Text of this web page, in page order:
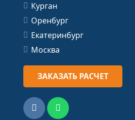
Курган
Оренбург
Екатеринбург
Москва
ЗАКАЗАТЬ РАСЧЕТ